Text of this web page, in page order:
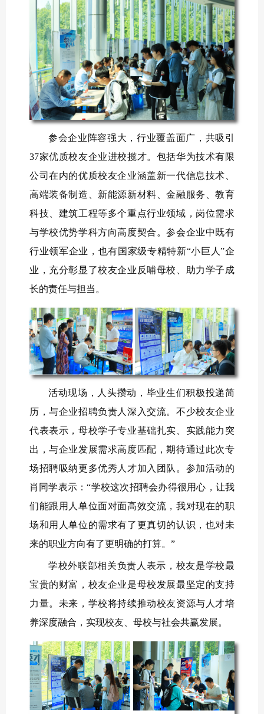
参会企业阵容强大，行业覆盖面广，共吸引
37家优质校友企业进校揽才。 包括华为技术有限
公司在内的优质校友企业涵盖新一代信息技术、
高端装备制造、新能源新材料、金融服务、教育
科技、建筑工程等多个重点行业领域，岗位需求
与学校优势学科方向高度契合。参会企业中既有
行业领军企业，也有国家级专精特新“小巨人”企
业，充分彰显了校友企业反哺母校、助力学子成
长的责任与担当。
活动现场， 人头攒动， 毕业生们积极投递简
历，与企业招聘负责人深入交流。不少校友企业
代表表示，母校学子专业基础扎实、实践能力突
出，与企业发展需求高度匹配，期待通过此次专
场招聘吸纳更多优秀人才加入团队。 参加活动的
肖同学表示：“学校这次招聘会办得很用心，让我
们能跟用人单位面对面高效交流，我对现在的职
场和用人单位的需求有了更真切的认识，也对未
来的职业方向有了更明确的打算。”
学校外联部相关负责人表示，校友是学校最
宝贵的财富，校友企业是母校发展最坚定的支持
力量。未来，学校将持续推动校友资源与人才培
养深度融合，实现校友、母校与社会共赢发展。